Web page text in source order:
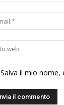
Salva il mio nome,